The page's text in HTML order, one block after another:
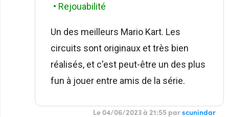
• Rejouabilité
Un des meilleurs Mario Kart. Les
circuits sont originaux et très bien
réalisés, et c'est peut-être un des plus
fun à jouer entre amis de la série.
Le 04/06/2023 à 21:55 parscunindar